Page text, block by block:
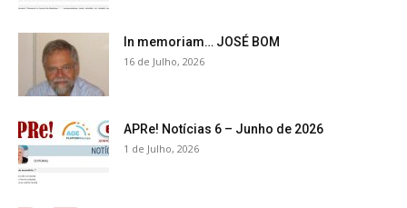
In memoriam… JOSÉ BOM
16 de Julho, 2026
APRe! Notícias 6 – Junho de 2026
1 de Julho, 2026